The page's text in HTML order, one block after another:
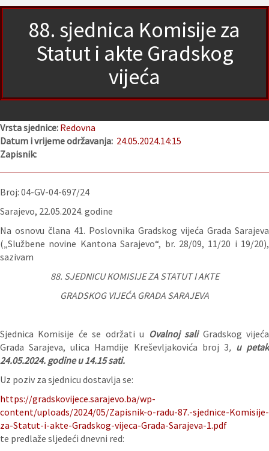
88. sjednica Komisije za
Statut i akte Gradskog
vijeća
Vrsta sjednice: Redovna
Datum i vrijeme održavanja: 24.05.2024.14:15
Zapisnik:
Broj: 04-GV-04-697/24
Sarajevo, 22.05.2024. godine
Na osnovu člana 41. Poslovnika Gradskog vijeća Grada Sarajeva
(„Službene novine Kantona Sarajevo“, br. 28/09, 11/20 i 19/20),
sazivam
88. SJEDNICU KOMISIJE ZA STATUT I AKTE
GRADSKOG VIJEĆA GRADA SARAJEVA
Sjednica Komisije će se održati u Ovalnoj saliGradskog vijeća
Grada Sarajeva, ulica Hamdije Kreševljakovića broj 3,u petak
24.05.2024. godine u 14.15 sati.
Uz poziv za sjednicu dostavlja se:
https://gradskovijece.sarajevo.ba/wp-
content/uploads/2024/05/Zapisnik-o-radu-87.-sjednice-Komisije-
za-Statut-i-akte-Gradskog-vijeca-Grada-Sarajeva-1.pdf
te predlaže sljedeći dnevni red: